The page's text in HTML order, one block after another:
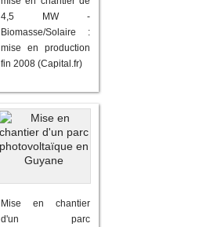
4,5 MW -
Biomasse/Solaire :
mise en production
fin 2008 (Capital.fr)
Mise en chantier
d'un parc